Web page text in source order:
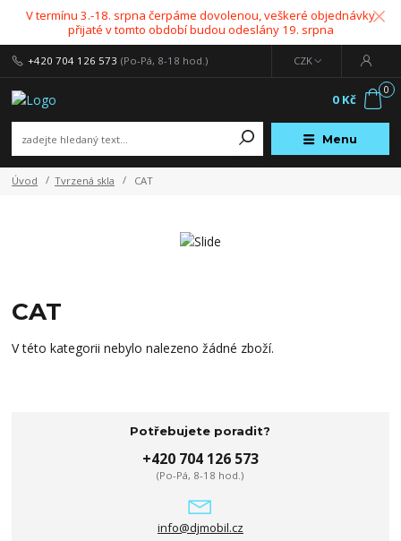
V termínu 3.-18. srpna čerpáme dovolenou, veškeré objednávky
přijaté v tomto období budou odeslány 19. srpna
Menu
CZK
+420 704 126 573 (Po-Pá, 8-18 hod.)
0
0 Kč
Úvod Tvrzená skla CAT
CAT
V této kategorii nebylo nalezeno žádné zboží.
Potřebujete poradit?
+420 704 126 573
(Po-Pá, 8-18 hod.)
info@djmobil.cz